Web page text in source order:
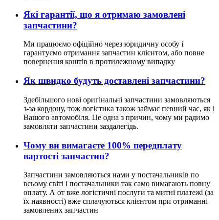
Які гарантії, що я отримаю замовлені
запчастини?
Ми працюємо офіційно через юридичну особу і
гарантуємо отримання запчастин клієнтом, або повне
повернення коштів в протилежному випадку
Як швидко будуть доставлені запчастини?
Здебільшого нові оригінальні запчастини замовляються
з-за кордону, тож логістика також займає певний час, як і
Вашого автомобіля. Це одна з причин, чому ми радимо
замовляти запчастини заздалегідь.
Чому ви вимагаєте 100% передплату
вартості запчастин?
Запчастини замовляються нами у постачальників по
всьому світі і постачальники так само вимагають повну
оплату. А от вже логістичні послуги та митні платежі (за
їх наявності) вже сплачуються клієнтом при отриманні
замовлених запчастин